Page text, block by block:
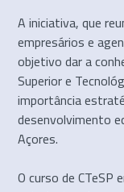
A iniciativa, que
empresários e
objetivo dar a
Superior e
importância
desenvolvimento
Açores.
O curso de